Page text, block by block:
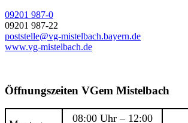
09201 987-0
09201 987-22
poststelle@vg-mistelbach.bayern.de
www.vg-mistelbach.de
Öffnungszeiten VGem Mistelbach
08:00 Uhr – 12:00